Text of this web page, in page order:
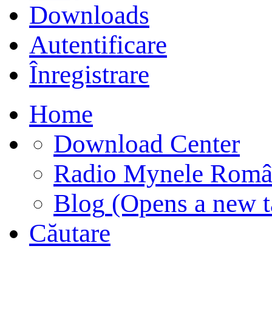
Downloads
Autentificare
Înregistrare
Home
Download Center
Radio Mynele
Blog (Opens a new
Căutare